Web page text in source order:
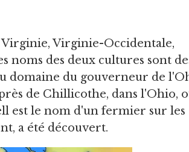
Virginie, Virginie-Occidentale,
noms des deux cultures sont
domaine du gouverneur de
de Chillicothe, dans l'Ohio,
est le nom d'un fermier sur les
a été découvert.